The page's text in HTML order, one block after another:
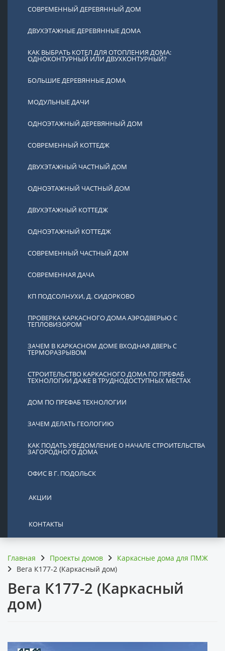
СОВРЕМЕННЫЙ ДЕРЕВЯННЫЙ ДОМ
ДВУХЭТАЖНЫЕ ДЕРЕВЯННЫЕ ДОМА
КАК ВЫБРАТЬ КОТЕЛ ДЛЯ ОТОПЛЕНИЯ ДОМА:
ОДНОКОНТУРНЫЙ ИЛИ ДВУХКОНТУРНЫЙ?
БОЛЬШИЕ ДЕРЕВЯННЫЕ ДОМА
МОДУЛЬНЫЕ ДАЧИ
ОДНОЭТАЖНЫЙ ДЕРЕВЯННЫЙ ДОМ
СОВРЕМЕННЫЙ КОТТЕДЖ
ДВУХЭТАЖНЫЙ ЧАСТНЫЙ ДОМ
ОДНОЭТАЖНЫЙ ЧАСТНЫЙ ДОМ
ДВУХЭТАЖНЫЙ КОТТЕДЖ
ОДНОЭТАЖНЫЙ КОТТЕДЖ
СОВРЕМЕННЫЙ ЧАСТНЫЙ ДОМ
СОВРЕМЕННАЯ ДАЧА
КП ПОДСОЛНУХИ, Д. СИДОРКОВО
ПРОВЕРКА КАРКАСНОГО ДОМА АЭРОДВЕРЬЮ С
ТЕПЛОВИЗОРОМ
ЗАЧЕМ В КАРКАСНОМ ДОМЕ ВХОДНАЯ ДВЕРЬ С
ТЕРМОРАЗРЫВОМ
СТРОИТЕЛЬСТВО КАРКАСНОГО ДОМА ПО ПРЕФАБ
ТЕХНОЛОГИИ ДАЖЕ В ТРУДНОДОСТУПНЫХ МЕСТАХ
ДОМ ПО ПРЕФАБ ТЕХНОЛОГИИ
ЗАЧЕМ ДЕЛАТЬ ГЕОЛОГИЮ
КАК ПОДАТЬ УВЕДОМЛЕНИЕ О НАЧАЛЕ СТРОИТЕЛЬСТВА
ЗАГОРОДНОГО ДОМА
ОФИС В Г. ПОДОЛЬСК
АКЦИИ
КОНТАКТЫ
Главная Проекты домов
Каркасные дома для ПМЖ
Вега К177-2 (Каркасный дом)
Вега К177-2 (Каркасный
дом)